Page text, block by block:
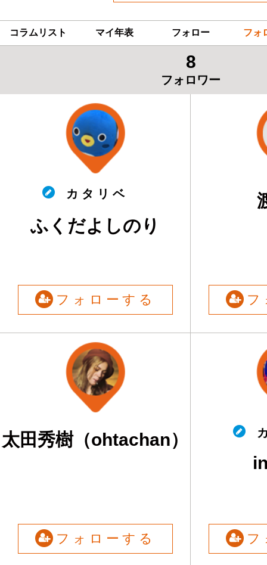
コラムリスト マイ年表 フォロー フォ
8
フォロワー
カ タ リ ベ
ふくだよしのり
フォローする
太田秀樹（ohtachan）
フォローする